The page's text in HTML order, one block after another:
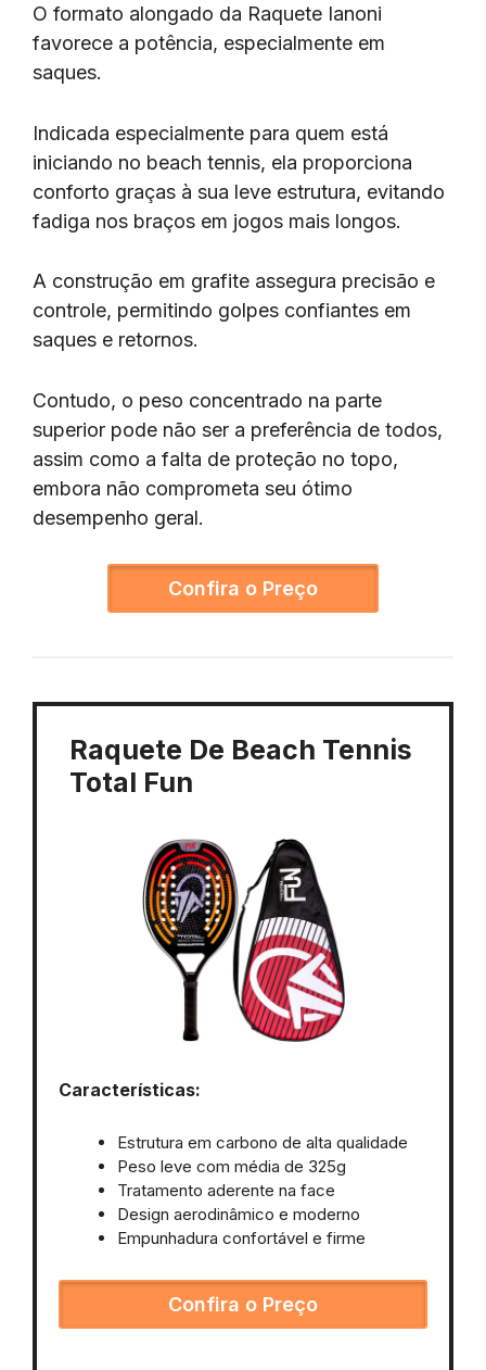
O formato alongado da Raquete Ianoni
favorece a potência, especialmente em
saques.
Indicada especialmente para quem está
iniciando no beach tennis, ela proporciona
conforto graças à sua leve estrutura, evitando
fadiga nos braços em jogos mais longos.
A construção em grafite assegura precisão e
controle, permitindo golpes confiantes em
saques e retornos.
Contudo, o peso concentrado na parte
superior pode não ser a preferência de todos,
assim como a falta de proteção no topo,
embora não comprometa seu ótimo
desempenho geral.
Confira o Preço
Raquete De Beach Tennis
Total Fun
Características:
Estrutura em carbono de alta qualidade
Peso leve com média de 325g
Tratamento aderente na face
Design aerodinâmico e moderno
Empunhadura confortável e firme
Confira o Preço